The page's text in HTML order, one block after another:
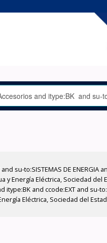
su-to:SISTEMAS DE ENERGIA
Energía Eléctrica, Sociedad del
itype:BK and ccode:EXT and su-
Eléctrica, Sociedad del